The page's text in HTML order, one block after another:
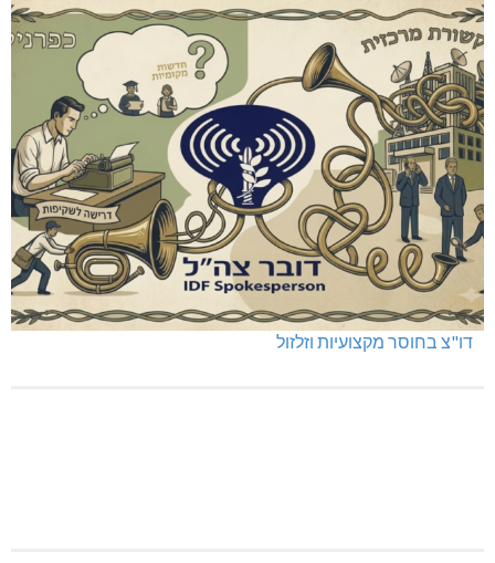
כפר ורדים: סברס למען הדמוקרטיה